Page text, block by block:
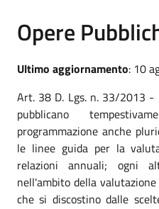
Opere
Ultimo aggiornamento: 10
Art. 38 D. Lgs. n. 33/2013 -
pubblicano
programmazione anche
le linee guida per la
relazioni annuali; ogni
nell'ambito della
che si discostino dalle